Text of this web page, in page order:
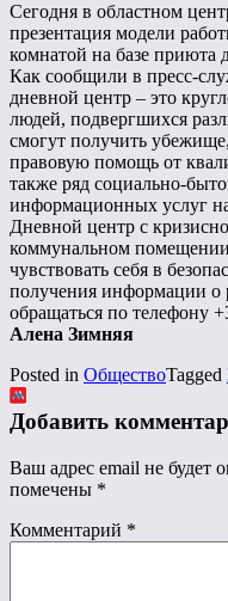
Сегодня в областном
презентация модели
комнатой на базе
Как сообщили в пресс-
дневной центр – это
людей, подвергшихся
смогут получить
правовую помощь от
также ряд социально-
информационных услуг
Дневной центр с
коммунальном
чувствовать себя в
получения информации о
обращаться по телефону
Алена Зимняя
Posted in ОбществоTagged
Добавить
Ваш адрес email не будет
помечены *
Комментарий *